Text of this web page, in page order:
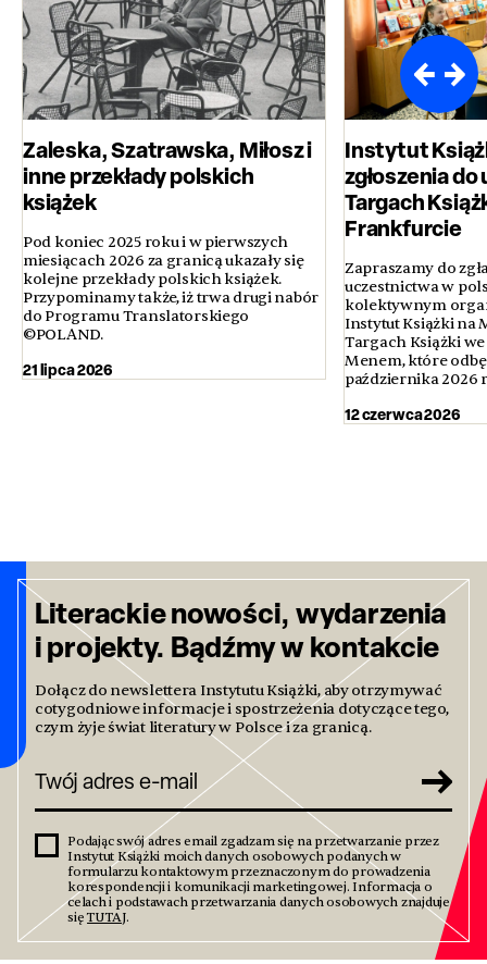
Zaleska, Szatrawska, Miłosz i
inne przekłady polskich
książek
Pod koniec 2025 roku i w pierwszych
miesiącach 2026 za granicą ukazały się
kolejne przekłady polskich książek.
Przypominamy także, iż trwa drugi nabór
do Programu Translatorskiego
©POLAND.
21 lipca 2026
Instytut
zgłoszenia do
Targach
Frankfurcie
Zapraszamy do
uczestnictwa w
kolektywnym
Instytut Książki na
Targach Książki
Menem, które
października 2026
12 czerwca 2026
Literackie nowości, wydarzenia
i projekty. Bądźmy w kontakcie
Dołącz do newslettera Instytutu Książki, aby otrzymywać
cotygodniowe informacje i spostrzeżenia dotyczące tego,
czym żyje świat literatury w Polsce i za granicą.
Podając swój adres email zgadzam się na przetwarzanie przez
Instytut Książki moich danych osobowych podanych w
formularzu kontaktowym przeznaczonym do prowadzenia
korespondencji i komunikacji marketingowej. Informacja o
celach i podstawach przetwarzania danych osobowych znajduje
sięTUTAJ.